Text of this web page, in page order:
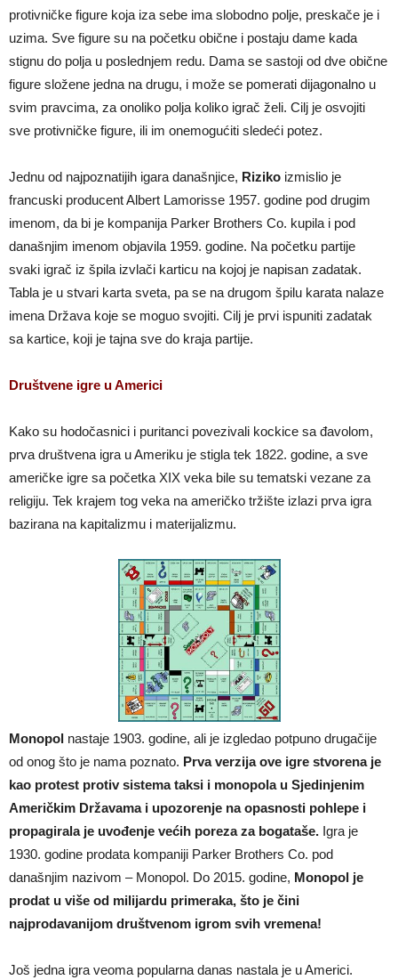
protivničke figure koja iza sebe ima slobodno polje, preskače je i
uzima. Sve figure su na početku obične i postaju dame kada
stignu do polja u poslednjem redu. Dama se sastoji od dve obične
figure složene jedna na drugu, i može se pomerati dijagonalno u
svim pravcima, za onoliko polja koliko igrač želi. Cilj je osvojiti
sve protivničke figure, ili im onemogućiti sledeći potez.
Jednu od najpoznatijih igara današnjice, Riziko izmislio je
francuski producent Albert Lamorisse 1957. godine pod drugim
imenom, da bi je kompanija Parker Brothers Co. kupila i pod
današnjim imenom objavila 1959. godine. Na početku partije
svaki igrač iz špila izvlači karticu na kojoj je napisan zadatak.
Tabla je u stvari karta sveta, pa se na drugom špilu karata nalaze
imena Država koje se moguo svojiti. Cilj je prvi ispuniti zadatak
sa kartice, koji je tajna sve do kraja partije.
Društvene igre u Americi
Kako su hodočasnici i puritanci povezivali kockice sa đavolom,
prva društvena igra u Ameriku je stigla tek 1822. godine, a sve
američke igre sa početka XIX veka bile su tematski vezane za
religiju. Tek krajem tog veka na američko tržište izlazi prva igra
bazirana na kapitalizmu i materijalizmu.
Monopol nastaje 1903. godine, ali je izgledao potpuno drugačije
od onog što je nama poznato. Prva verzija ove igre stvorena je
kao protest protiv sistema taksi i monopola u Sjedinjenim
Američkim Državama i upozorenje na opasnosti pohlepe i
propagirala je uvođenje većih poreza za bogataše. Igra je
1930. godine prodata kompaniji Parker Brothers Co. pod
današnjim nazivom – Monopol. Do 2015. godine, Monopol je
prodat u više od milijardu primeraka, što je čini
najprodavanijom društvenom igrom svih vremena!
Još jedna igra veoma popularna danas nastala je u Americi.